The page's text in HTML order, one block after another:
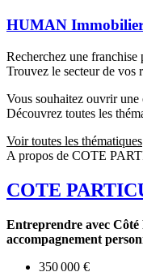
HUMAN Immobilier
Recherchez une franchise
Trouvez le secteur de vos
Vous souhaitez ouvrir une
Découvrez toutes les
Voir toutes les thématiques
A propos de COTE
COTE
Entreprendre avec Côté
accompagnement
350 000 €